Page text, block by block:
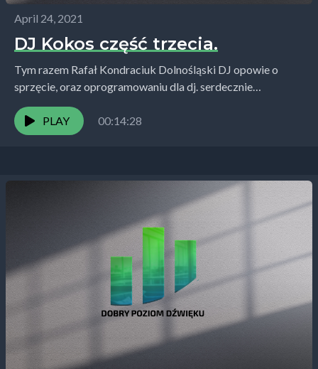
April 24, 2021
DJ Kokos część trzecia.
Tym razem Rafał Kondraciuk Dolnośląski DJ opowie o
sprzęcie, oraz oprogramowaniu dla dj. serdecznie
zapraszam. Jeśli chcecie więcej wiedzy albo współpracy w
temacie montażu...
PLAY 00:14:28